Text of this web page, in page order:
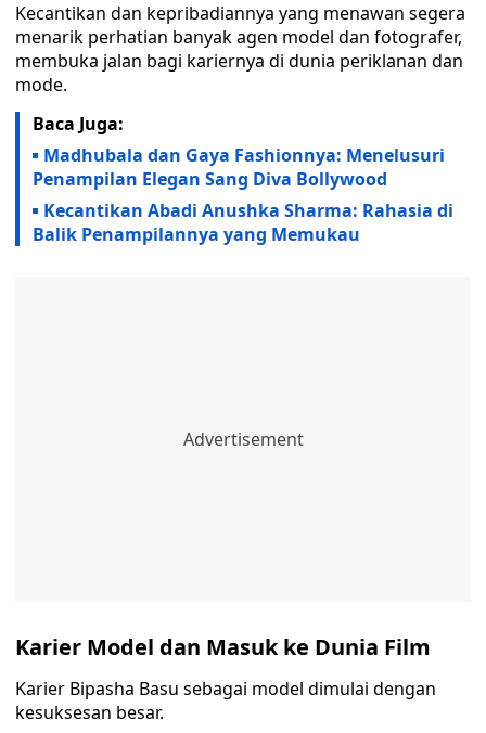
Kecantikan dan kepribadiannya yang menawan segera
menarik perhatian banyak agen model dan fotografer,
membuka jalan bagi kariernya di dunia periklanan dan
mode.
Baca Juga:
Madhubala dan Gaya Fashionnya: Menelusuri
Penampilan Elegan Sang Diva Bollywood
Kecantikan Abadi Anushka Sharma: Rahasia di
Balik Penampilannya yang Memukau
Karier Model dan Masuk ke Dunia Film
Karier Bipasha Basu sebagai model dimulai dengan
kesuksesan besar.